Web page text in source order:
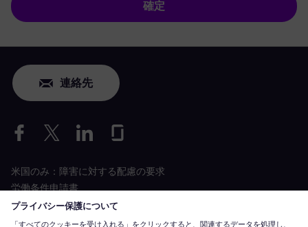
確定
連絡先
米国のみ：障害に対する配慮の要求
労働条件申請書
siemens-energy.comグローバルウェブサイト